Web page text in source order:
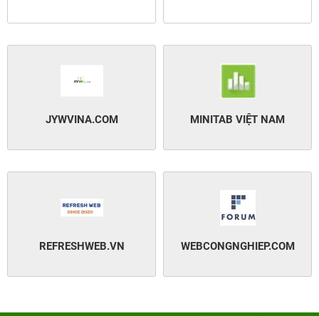
JYWVINA.COM MINITAB VIỆT NAM
REFRESHWEB.VN WEBCONGNGHIEP.COM